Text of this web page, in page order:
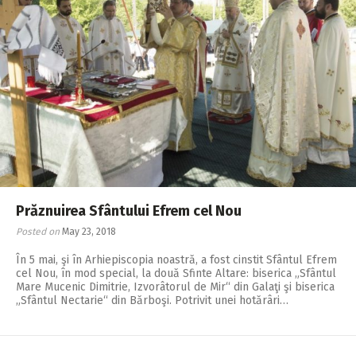
Prăznuirea Sfântului Efrem cel Nou
Posted on May 23, 2018
În 5 mai, şi în Arhiepiscopia noastră, a fost cinstit Sfântul Efrem
cel Nou, în mod special, la două Sfinte Altare: biserica „Sfântul
Mare Mucenic Dimitrie, Izvorâtorul de Mir“ din Galaţi şi biserica
„Sfântul Nectarie“ din Bărboşi. Potrivit unei hotărâri…